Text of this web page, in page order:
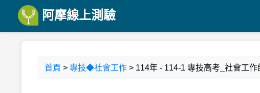
阿摩線上測驗
首頁 > 專技◆社會工作 > 114年 - 114-1 專技高考_社會工